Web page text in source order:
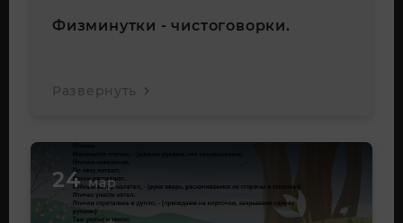
Физминутки - чистоговорки.
Развернуть
24 мар